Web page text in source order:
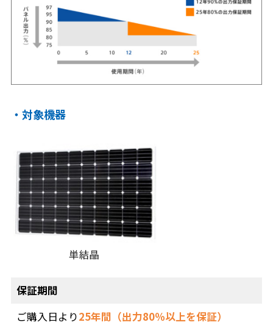
・対象機器
保証期間
ご購入日より25年間（出力80％以上を保証）